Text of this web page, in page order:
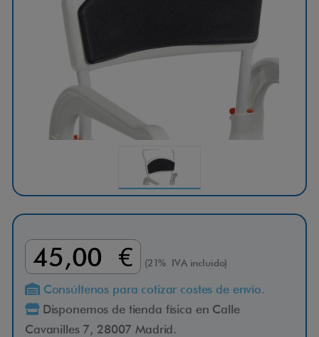
45,00 € (21% IVA incluido)
Consúltenos para cotizar costes de envío.
Disponemos de tienda física en Calle
Cavanilles 7, 28007 Madrid.